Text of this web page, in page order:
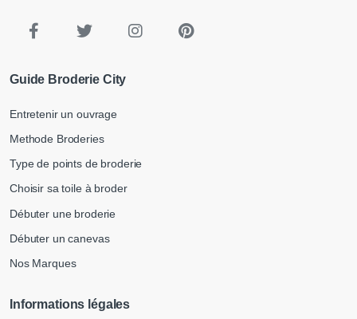
Guide Broderie City
Entretenir un ouvrage
Methode Broderies
Type de points de broderie
Choisir sa toile à broder
Débuter une broderie
Débuter un canevas
Nos Marques
Informations légales